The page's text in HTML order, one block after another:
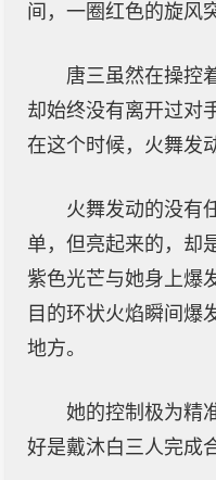
间，一圈红色的旋风
唐三虽然在操控
却始终没有离开过对
在这个时候，火舞发
火舞发动的没有
单，但亮起来的，却
紫色光芒与她身上爆
目的环状火焰瞬间爆
地方。
她的控制极为精
好是戴沐白三人完成